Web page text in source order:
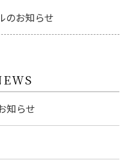
のお知らせ
知らせ